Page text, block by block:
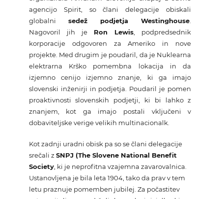
agencijo Spirit, so člani delegacije obiskali
globalni sedež podjetja Westinghouse
Nagovoril jih je Ron Lewis , podpredsednik
korporacije odgovoren za Ameriko in nove
projekte. Med drugim je poudaril, da je Nuklearna
elektrarna Krško pomembna lokacija in da
izjemno cenijo izjemno znanje, ki ga imajo
slovenski inženirji in podjetja. Poudaril je pomen
proaktivnosti slovenskih podjetji, ki bi lahko z
znanjem, kot ga imajo postali vključeni v
dobaviteljske verige velikih multinacionalk.
Kot zadnji uradni obisk pa so se člani delegacije
srečali z SNPJ (The Slovene National Benefit
Society, ki je neprofitna vzajemna zavarovalnica.
Ustanovljena je bila leta 1904, tako da prav v tem
letu praznuje pomemben jubilej. Za počastitev